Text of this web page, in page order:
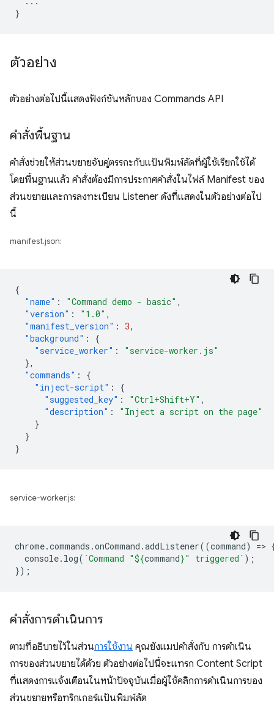
}
ตัวอย่าง
ตัวอย่างต่อไปนี้แสดงฟังก์ชันหลักของ Commands API
คำสั่งพื้นฐาน
คำสั่งช่วยให้ส่วนขยายจับคู่ตรรกะกับแป้นพิมพ์ลัดที่ผู้ใช้เรียกใช้ได้
โดยพื้นฐานแล้ว คำสั่งต้องมีการประกาศคำสั่งในไฟล์ Manifest ของ
ส่วนขยายและการลงทะเบียน Listener ดังที่แสดงในตัวอย่างต่อไป
นี้
manifest.json:
{
"name" : "Command demo - basic" ,
"version" : "1.0" ,
"manifest_version" : 3,
"background" :
{
"service_worker" :
"service-worker.js"
},
"commands" :
{
"inject-script" :
{
"suggested_key" : "Ctrl+Shift+Y" ,
"description" :
"Inject a script on the page"
}
}
}
service-worker.js:
chrome.commands .onCommand .addListener((command) =>
console. log( `Command "${command}" triggered` );
});
คำสั่งการดำเนินการ
ตามที่อธิบายไว้ในส่วนการใช้งาน คุณยังแมปคำสั่งกับ การดำเนิน
การของส่วนขยายได้ด้วย ตัวอย่างต่อไปนี้จะแทรก Content Script
ที่แสดงการแจ้งเตือนในหน้าปัจจุบันเมื่อผู้ใช้คลิกการดำเนินการของ
ส่วนขยายหรือทริกเกอร์แป้นพิมพ์ลัด